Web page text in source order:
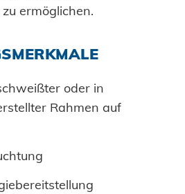
ermöglichen.
oder in
Rahmen auf